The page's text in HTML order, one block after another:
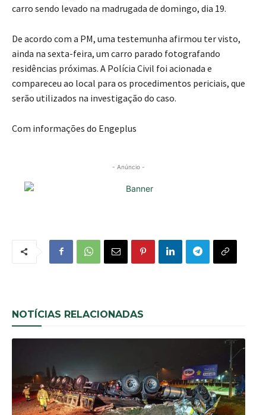
carro sendo levado na madrugada de domingo, dia 19.
De acordo com a PM, uma testemunha afirmou ter visto,
ainda na sexta-feira, um carro parado fotografando
residências próximas. A Polícia Civil foi acionada e
compareceu ao local para os procedimentos periciais, que
serão utilizados na investigação do caso.
Com informações do Engeplus
- Anúncio -
NOTÍCIAS RELACIONADAS